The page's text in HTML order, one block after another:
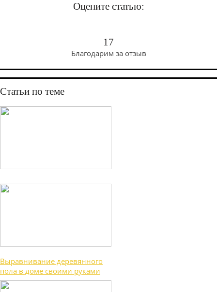
Оцените статью:
17
Благодарим за отзыв
Статьи по теме
Выравнивание деревянного
пола в доме своими руками